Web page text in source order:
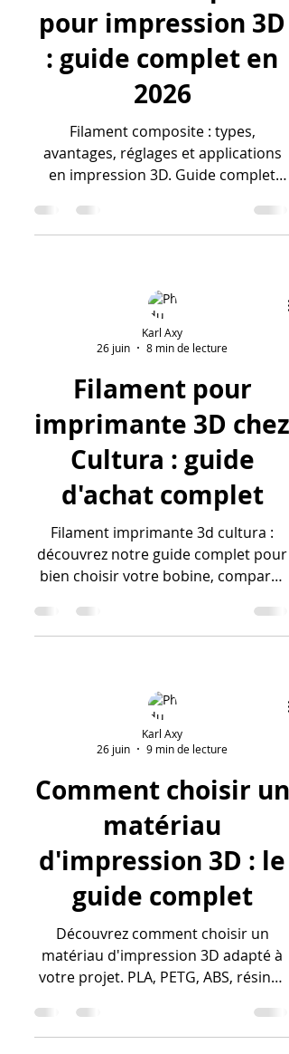
Filament composite
pour impression 3D
: guide complet en
2026
Filament composite : types,
avantages, réglages et applications
en impression 3D. Guide complet
pour choisir et imprimer avec des
26 juin
8 min de lecture
Filament pour
imprimante 3D chez
Cultura : guide
d'achat complet
Filament imprimante 3d cultura :
découvrez notre guide complet pour
bien choisir votre bobine, comparer
les matériaux et réussir vos
26 juin
9 min de lecture
Comment choisir un
matériau
d'impression 3D : le
guide complet
Découvrez comment choisir un
matériau d'impression 3D adapté à
votre projet. PLA, PETG, ABS, résine :
critères, propriétés et conseils